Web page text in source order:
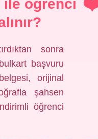
ile öğrenci
sonra
başvuru
orijinal
şahsen
öğrenci